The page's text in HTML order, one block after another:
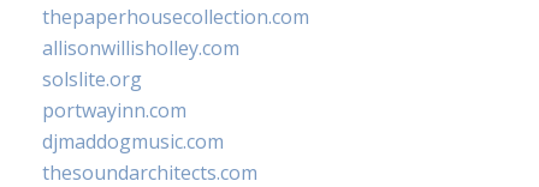
thepaperhousecollection.com
allisonwillisholley.com
solslite.org
portwayinn.com
djmaddogmusic.com
thesoundarchitects.com